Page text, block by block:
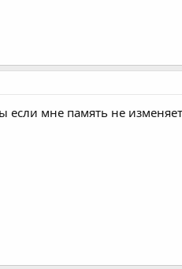
если мне память не